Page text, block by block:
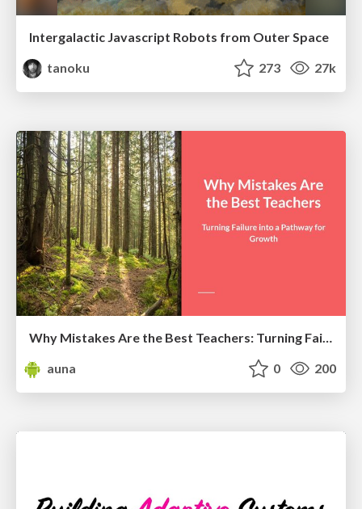
Intergalactic Javascript Robots from Outer Space
tanoku
273 27k
Why Mistakes Are the Best Teachers: Turning Failure into a Pathway for Growth
auna
0 200